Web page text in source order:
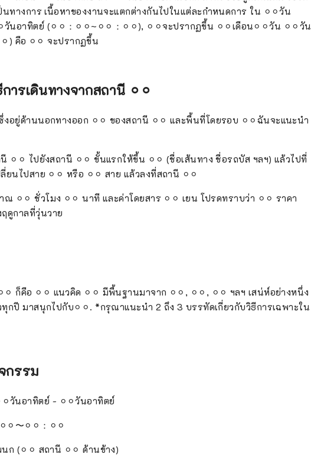
นทางการ เนื้อหาของงานจะแตกต่างกันไปในแต่ละกำหนดการ ใน ⚪︎⚪︎วัน
นอาทิตย์ (⚪︎⚪︎：⚪︎⚪︎~⚪︎⚪︎：⚪︎⚪︎), ⚪︎⚪︎จะปรากฏขึ้น ⚪︎⚪︎เดือน⚪︎⚪︎วัน ⚪︎⚪︎วัน
คือ ⚪︎⚪︎ จะปรากฏขึ้น
ารเดินทางจากสถานี ⚪︎⚪︎
งอยู่ด้านนอกทางออก ⚪︎⚪︎ ของสถานี ⚪︎⚪︎ และพื้นที่โดยรอบ ⚪︎⚪︎ฉันจะแนะนำ
⚪︎⚪︎ ไปยังสถานี ⚪︎⚪︎ ขั้นแรกให้ขึ้น ⚪︎⚪︎ (ชื่อเส้นทาง ชื่อรถบัส ฯลฯ) แล้วไปที่
ยนไปสาย ⚪︎⚪︎ หรือ ⚪︎⚪︎ สาย แล้วลงที่สถานี ⚪︎⚪︎
⚪︎⚪︎ ชั่วโมง ⚪︎⚪︎ นาที และค่าโดยสาร ⚪︎⚪︎ เยน โปรดทราบว่า ⚪︎⚪︎ ราคา
ดูกาลที่วุ่นวาย
ก็คือ ⚪︎⚪︎ แนวคิด ⚪︎⚪︎ มีพื้นฐานมาจาก ⚪︎⚪︎, ⚪︎⚪︎, ⚪︎⚪︎ ฯลฯ เสน่ห์อย่างหนึ่ง
ทุกปี มาสนุกไปกับ⚪︎⚪︎. *กรุณาแนะนำ 2 ถึง 3 บรรทัดเกี่ยวกับวิธีการเฉพาะใน
กรรม
วันอาทิตย์ - ⚪︎⚪︎วันอาทิตย์
〜⚪︎⚪︎：⚪︎⚪︎
นก (⚪︎⚪︎ สถานี ⚪︎⚪︎ ด้านข้าง)